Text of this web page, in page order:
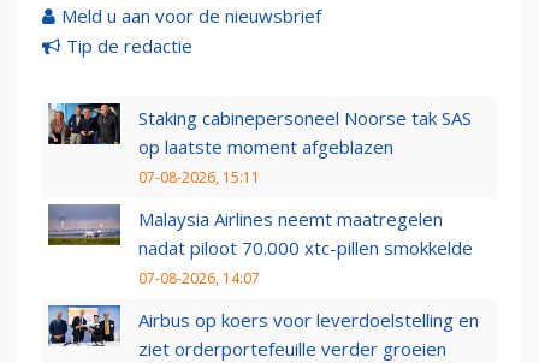
Meld u aan voor de nieuwsbrief
Tip de redactie
Staking cabinepersoneel Noorse tak SAS
op laatste moment afgeblazen
07-08-2026, 15:11
Malaysia Airlines neemt maatregelen
nadat piloot 70.000 xtc-pillen smokkelde
07-08-2026, 14:07
Airbus op koers voor leverdoelstelling en
ziet orderportefeuille verder groeien